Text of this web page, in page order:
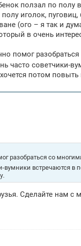
ползал по полу
иголок, пуговиц,
(ого – я так и
в очень
помог
часто советчики-
потом повыть
разобраться со
вумники встречаются в
Сделайте нам с